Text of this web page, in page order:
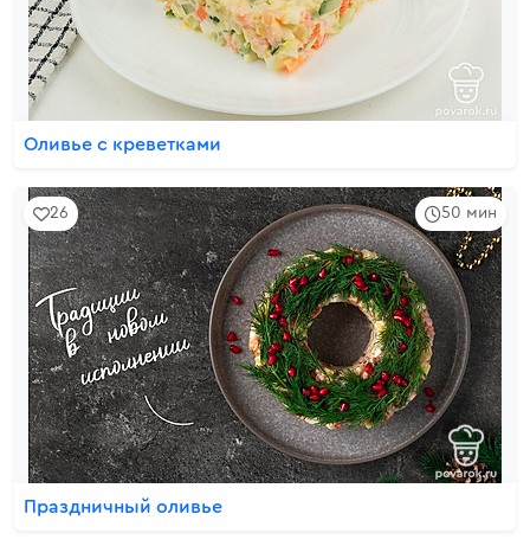
Оливье с креветками
50 мин
26
Праздничный оливье